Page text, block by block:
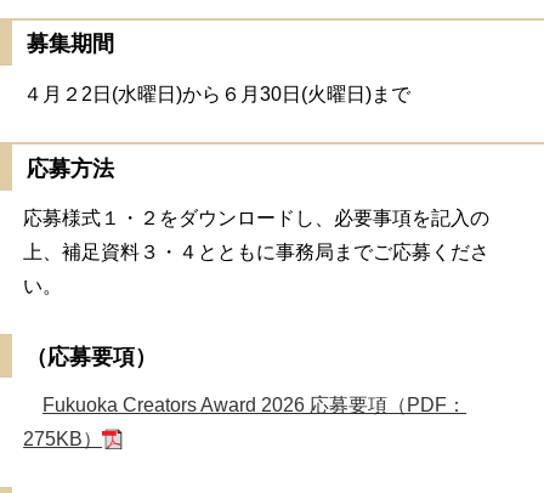
募集期間
４月２2日(水曜日)から６月30日(火曜日)まで
応募方法
応募様式１・２をダウンロードし、必要事項を記入の
上、補足資料３・４とともに事務局までご応募くださ
い。
（応募要項）
Fukuoka Creators Award 2026 応募要項（PDF：
275KB）